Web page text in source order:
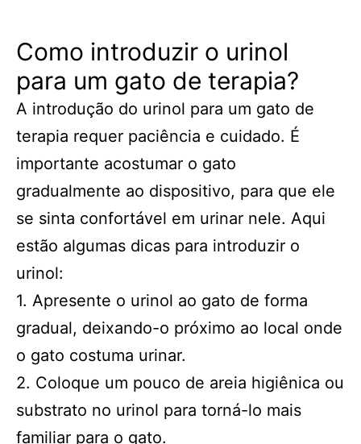
Como introduzir o urinol
para um gato de terapia?
A introdução do urinol para um gato de
terapia requer paciência e cuidado. É
importante acostumar o gato
gradualmente ao dispositivo, para que ele
se sinta confortável em urinar nele. Aqui
estão algumas dicas para introduzir o
urinol:
1. Apresente o urinol ao gato de forma
gradual, deixando-o próximo ao local onde
o gato costuma urinar.
2. Coloque um pouco de areia higiênica ou
substrato no urinol para torná-lo mais
familiar para o gato.